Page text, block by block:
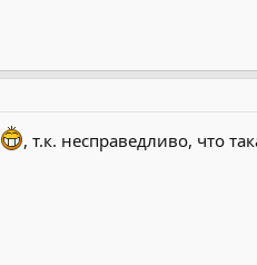
, т.к. несправедливо, что